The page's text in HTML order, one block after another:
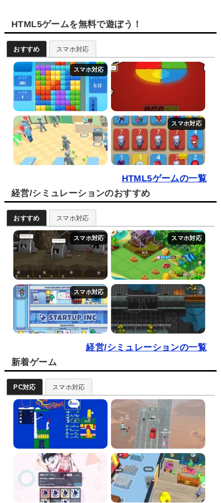
HTML5ゲームを無料で遊ぼう！
おすすめ スマホ対応
HTML5ゲームの一覧
経営/シミュレーションのおすすめ
おすすめ スマホ対応
経営/シミュレーションの一覧
新着ゲーム
PC対応 スマホ対応